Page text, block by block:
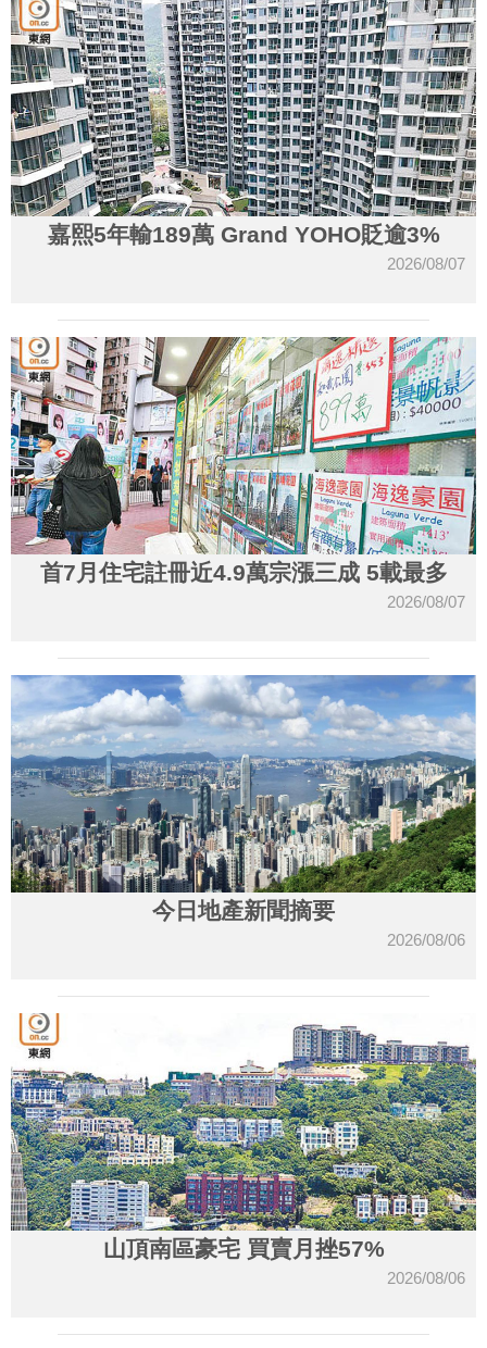
嘉熙5年輸189萬 Grand YOHO貶逾3%
2026/08/07
首7月住宅註冊近4.9萬宗漲三成 5載最多
2026/08/07
今日地產新聞摘要
2026/08/06
山頂南區豪宅 買賣月挫57%
2026/08/06